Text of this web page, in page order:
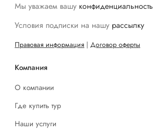
Мы уважаем вашу конфиденциальность
Условия подписки на нашу рассылку
Правовая информация | Договор оферты
Компания
О компании
Где купить тур
Наши услуги